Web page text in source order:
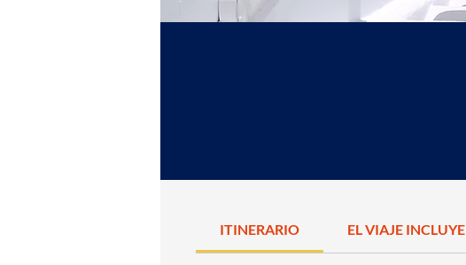
ITINERARIO EL VIAJE INCLUYE